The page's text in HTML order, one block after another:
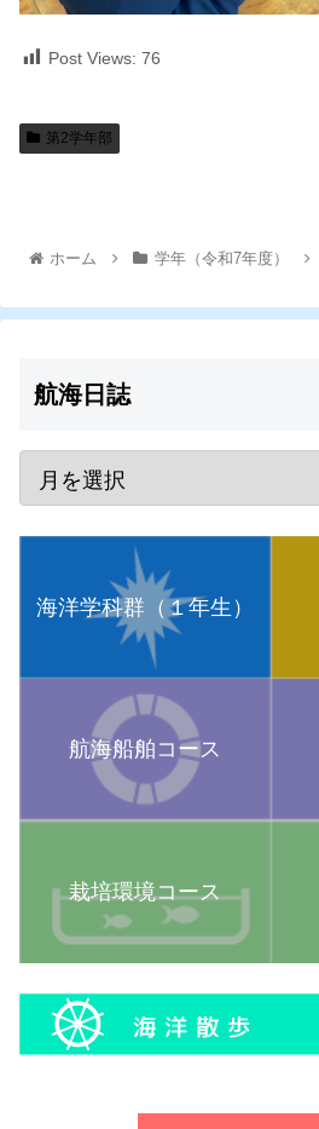
Post Views: 76
第2学年部
ホーム 学年（令和7年度）
航海日誌
海洋学科群（１年生）
航海船舶コース
栽培環境コース